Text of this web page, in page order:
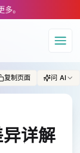
多。
导航
复制页面 问 AI
详解